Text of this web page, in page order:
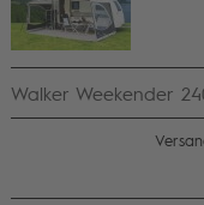
Walker Weekender